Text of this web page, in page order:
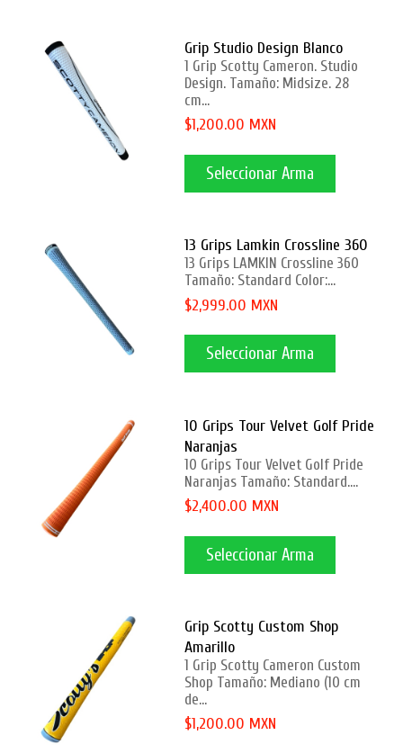
Grip Studio Design Blanco
1 Grip Scotty Cameron. Studio
Design. Tamaño: Midsize. 28
cm...
$1,200.00 MXN
Seleccionar Arma
13 Grips Lamkin Crossline 360
13 Grips LAMKIN Crossline 360
Tamaño: Standard Color:...
$2,999.00 MXN
Seleccionar Arma
10 Grips Tour Velvet Golf Pride
Naranjas
10 Grips Tour Velvet Golf Pride
Naranjas Tamaño: Standard....
$2,400.00 MXN
Seleccionar Arma
Grip Scotty Custom Shop
Amarillo
1 Grip Scotty Cameron Custom
Shop Tamaño: Mediano (10 cm
de...
$1,200.00 MXN